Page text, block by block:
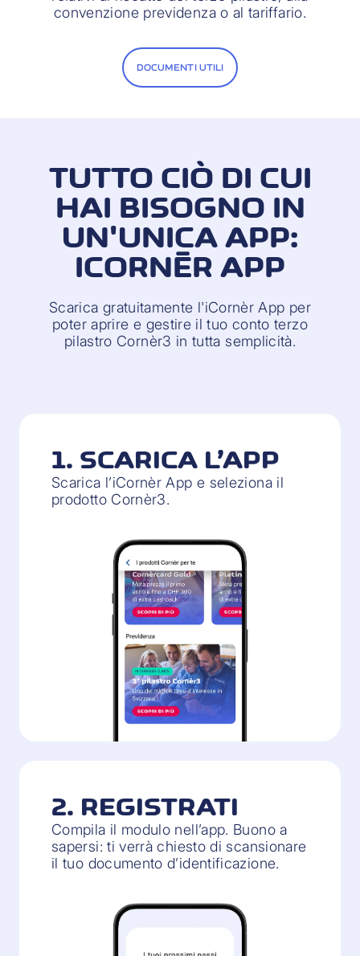
convenzione previdenza o al tariffario.
DOCUMENTI UTILI
TUTTO CIÒ DI CUI
HAI BISOGNO IN
UN'UNICA APP:
ICORNÈR APP
Scarica gratuitamente l'iCornèr App per
poter aprire e gestire il tuo conto terzo
pilastro Cornèr3 in tutta semplicità.
1. SCARICA L’APP
Scarica l’iCornèr App e seleziona il
prodotto Cornèr3.
2. REGISTRATI
Compila il modulo nell’app. Buono a
sapersi: ti verrà chiesto di scansionare
il tuo documento d’identificazione.